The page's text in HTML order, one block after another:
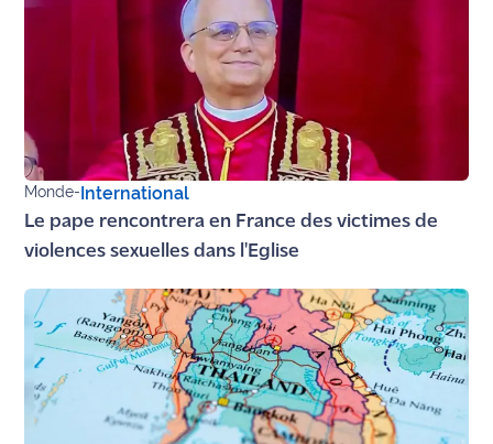
rouge
C'est
mon
Les
Maritima
Bon
plan
sortie
Monde-International
Le pape rencontrera en France des victimes de
violences sexuelles dans l'Eglise